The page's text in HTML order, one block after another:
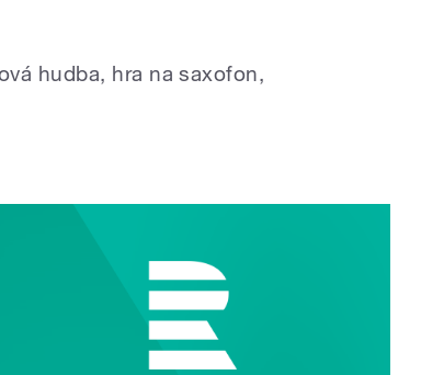
hudba, hra na saxofon,